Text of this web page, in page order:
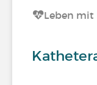
Leben mit